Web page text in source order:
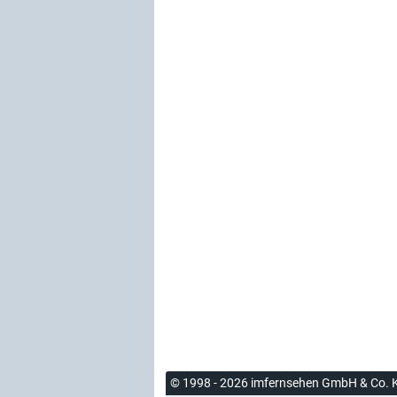
© 1998 - 2026 imfernsehen GmbH & Co.